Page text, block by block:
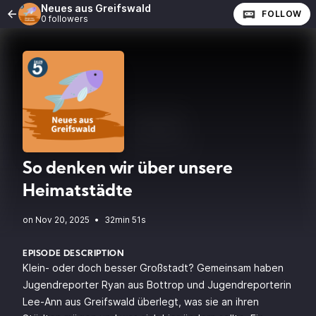
Neues aus Greifswald
0 followers FOLLOW
So denken wir über unsere
Heimatstädte
• 32min 51s
EPISODE DESCRIPTION
Klein- oder doch besser Großstadt? Gemeinsam haben
Jugendreporter Ryan aus Bottrop und Jugendreporterin
Lee-Ann aus Greifswald überlegt, was sie an ihren